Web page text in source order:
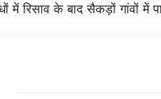
में रिसाव के बाद सैकड़ों गांवों में